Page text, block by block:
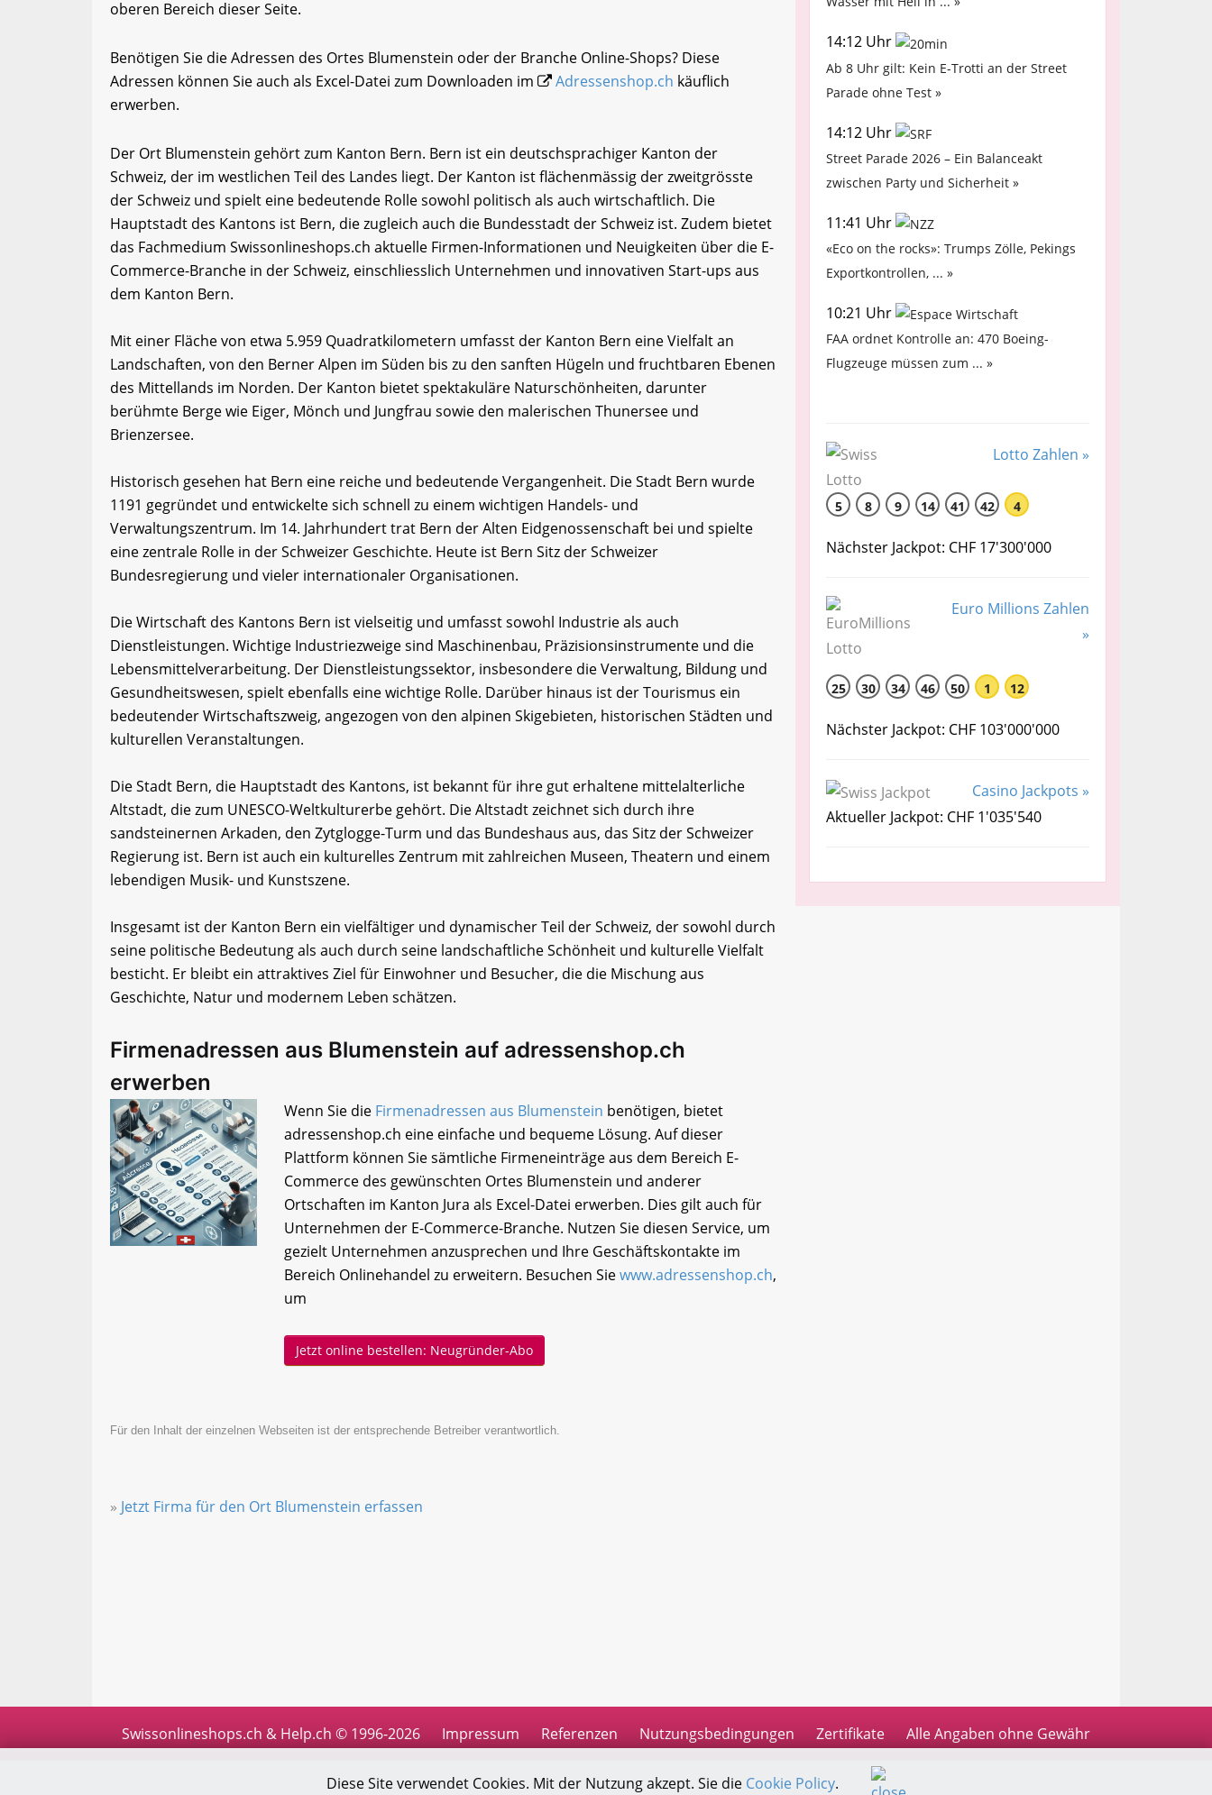
oberen Bereich dieser Seite.
Benötigen Sie die Adressen des Ortes Blumenstein oder der Branche Online-Shops? Diese
Adressen können Sie auch als Excel-Datei zum Downloaden im
Adressenshop.ch käuflich
erwerben.
Der Ort Blumenstein gehört zum Kanton Bern. Bern ist ein deutschsprachiger Kanton der
Schweiz, der im westlichen Teil des Landes liegt. Der Kanton ist flächenmässig der zweitgrösste
der Schweiz und spielt eine bedeutende Rolle sowohl politisch als auch wirtschaftlich. Die
Hauptstadt des Kantons ist Bern, die zugleich auch die Bundesstadt der Schweiz ist. Zudem bietet
das Fachmedium Swissonlineshops.ch aktuelle Firmen-Informationen und Neuigkeiten über die E-
Commerce-Branche in der Schweiz, einschliesslich Unternehmen und innovativen Start-ups aus
dem Kanton Bern.
Mit einer Fläche von etwa 5.959 Quadratkilometern umfasst der Kanton Bern eine Vielfalt an
Landschaften, von den Berner Alpen im Süden bis zu den sanften Hügeln und fruchtbaren Ebenen
des Mittellands im Norden. Der Kanton bietet spektakuläre Naturschönheiten, darunter
berühmte Berge wie Eiger, Mönch und Jungfrau sowie den malerischen Thunersee und
Brienzersee.
Historisch gesehen hat Bern eine reiche und bedeutende Vergangenheit. Die Stadt Bern wurde
1191 gegründet und entwickelte sich schnell zu einem wichtigen Handels- und
Verwaltungszentrum. Im 14. Jahrhundert trat Bern der Alten Eidgenossenschaft bei und spielte
eine zentrale Rolle in der Schweizer Geschichte. Heute ist Bern Sitz der Schweizer
Bundesregierung und vieler internationaler Organisationen.
Die Wirtschaft des Kantons Bern ist vielseitig und umfasst sowohl Industrie als auch
Dienstleistungen. Wichtige Industriezweige sind Maschinenbau, Präzisionsinstrumente und die
Lebensmittelverarbeitung. Der Dienstleistungssektor, insbesondere die Verwaltung, Bildung und
Gesundheitswesen, spielt ebenfalls eine wichtige Rolle. Darüber hinaus ist der Tourismus ein
bedeutender Wirtschaftszweig, angezogen von den alpinen Skigebieten, historischen Städten und
kulturellen Veranstaltungen.
Die Stadt Bern, die Hauptstadt des Kantons, ist bekannt für ihre gut erhaltene mittelalterliche
Altstadt, die zum UNESCO-Weltkulturerbe gehört. Die Altstadt zeichnet sich durch ihre
sandsteinernen Arkaden, den Zytglogge-Turm und das Bundeshaus aus, das Sitz der Schweizer
Regierung ist. Bern ist auch ein kulturelles Zentrum mit zahlreichen Museen, Theatern und einem
lebendigen Musik- und Kunstszene.
Insgesamt ist der Kanton Bern ein vielfältiger und dynamischer Teil der Schweiz, der sowohl durch
seine politische Bedeutung als auch durch seine landschaftliche Schönheit und kulturelle Vielfalt
besticht. Er bleibt ein attraktives Ziel für Einwohner und Besucher, die die Mischung aus
Geschichte, Natur und modernem Leben schätzen.
Firmenadressen aus Blumenstein auf adressenshop.ch
erwerben
Wenn Sie die Firmenadressen aus Blumenstein benötigen, bietet
adressenshop.ch eine einfache und bequeme Lösung. Auf dieser
Plattform können Sie sämtliche Firmeneinträge aus dem Bereich E-
Commerce des gewünschten Ortes Blumenstein und anderer
Ortschaften im Kanton Jura als Excel-Datei erwerben. Dies gilt auch für
Unternehmen der E-Commerce-Branche. Nutzen Sie diesen Service, um
gezielt Unternehmen anzusprechen und Ihre Geschäftskontakte im
Bereich Onlinehandel zu erweitern. Besuchen Siewww.adressenshop.ch,
um
Jetzt online bestellen: Neugründer-Abo
Für den Inhalt der einzelnen Webseiten ist der entsprechende Betreiber verantwortlich.
» Jetzt Firma für den Ort Blumenstein erfassen
14:12 Uhr
Ab 8 Uhr gilt: Kein E-Trotti an der Street
Parade ohne Test »
14:12 Uhr
Street Parade 2026 – Ein Balanceakt
zwischen Party und Sicherheit »
11:41 Uhr
«Eco on the rocks»: Trumps Zölle, Pekings
Exportkontrollen, ... »
10:21 Uhr
FAA ordnet Kontrolle an: 470 Boeing-
Flugzeuge müssen zum ... »
Lotto Zahlen »
5 8 9 14 41 42 4
Nächster Jackpot: CHF 17'300'000
Euro Millions Zahlen
»
25 30 34 46 50 1 12
Nächster Jackpot: CHF 103'000'000
Casino Jackpots »
Aktueller Jackpot: CHF 1'035'540
Swissonlineshops.ch & Help.ch © 1996-2026 Impressum Referenzen Nutzungsbedingungen Zertifikate Alle Angaben ohne Gewähr
Diese Site verwendet Cookies. Mit der Nutzung akzept. Sie die Cookie Policy.